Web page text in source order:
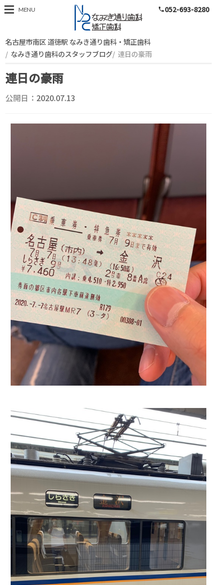
スタッフブログ
MENU phone052-693-8280
名古屋市南区 道徳駅 なみき通り歯科・矯正歯科
なみき通り歯科のスタッフブログ 連日の豪雨
連日の豪雨
公開日： 2020.07.13